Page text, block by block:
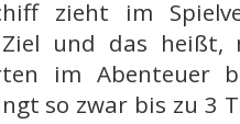
zieht im
Ziel und das heißt,
im Abenteuer
so zwar bis zu 3